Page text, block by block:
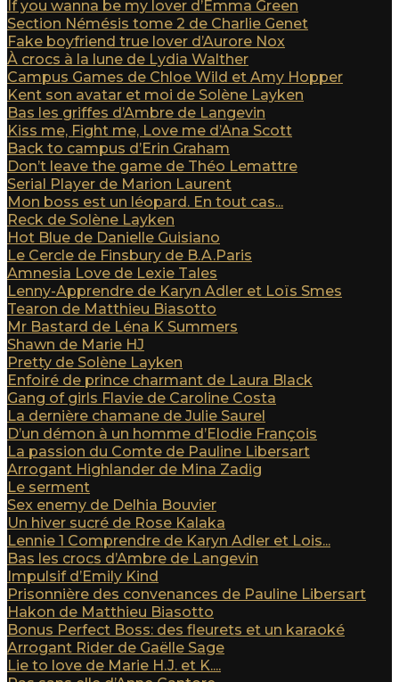
If you wanna be my lover d’Emma Green
Section Némésis tome 2 de Charlie Genet
Fake boyfriend true lover d’Aurore Nox
À crocs à la lune de Lydia Walther
Campus Games de Chloe Wild et Amy Hopper
Kent son avatar et moi de Solène Layken
Bas les griffes d’Ambre de Langevin
Kiss me, Fight me, Love me d’Ana Scott
Back to campus d’Erin Graham
Don’t leave the game de Théo Lemattre
Serial Player de Marion Laurent
Mon boss est un léopard. En tout cas...
Reck de Solène Layken
Hot Blue de Danielle Guisiano
Le Cercle de Finsbury de B.A.Paris
Amnesia Love de Lexie Tales
Lenny-Apprendre de Karyn Adler et Loïs Smes
Tearon de Matthieu Biasotto
Mr Bastard de Léna K Summers
Shawn de Marie HJ
Pretty de Solène Layken
Enfoiré de prince charmant de Laura Black
Gang of girls Flavie de Caroline Costa
La dernière chamane de Julie Saurel
D’un démon à un homme d’Elodie François
La passion du Comte de Pauline Libersart
Arrogant Highlander de Mina Zadig
Le serment
Sex enemy de Delhia Bouvier
Un hiver sucré de Rose Kalaka
Lennie 1 Comprendre de Karyn Adler et Lois...
Bas les crocs d’Ambre de Langevin
Impulsif d’Emily Kind
Prisonnière des convenances de Pauline Libersart
Hakon de Matthieu Biasotto
Bonus Perfect Boss: des fleurets et un karaoké
Arrogant Rider de Gaëlle Sage
Lie to love de Marie H.J. et K....